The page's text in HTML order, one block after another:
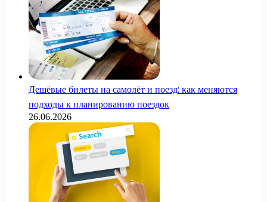
Дешёвые билеты на самолёт и поезд: как меняются
подходы к планированию поездок
26.06.2026